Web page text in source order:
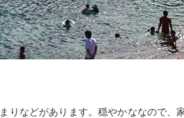
などがあります。穏やかななので、